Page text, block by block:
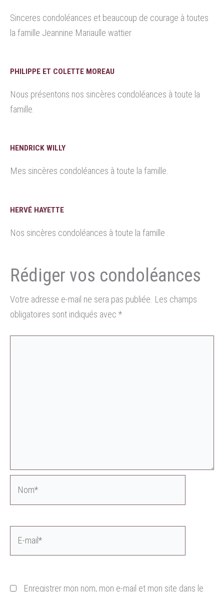
Sinceres condoléances et beaucoup de courage à toutes
la famille Jeannine Mariaulle wattier
PHILIPPE ET COLETTE MOREAU
Nous présentons nos sincères condoléances à toute la
famille.
HENDRICK WILLY
Mes sincères condoléances à toute la famille.
HERVÉ HAYETTE
Nos sincères condoléances à toute la famille .
Votre adresse e-mail ne sera pas publiée. Les champs
obligatoires sont indiqués avec *
Enregistrer mon nom, mon e-mail et mon site dans le